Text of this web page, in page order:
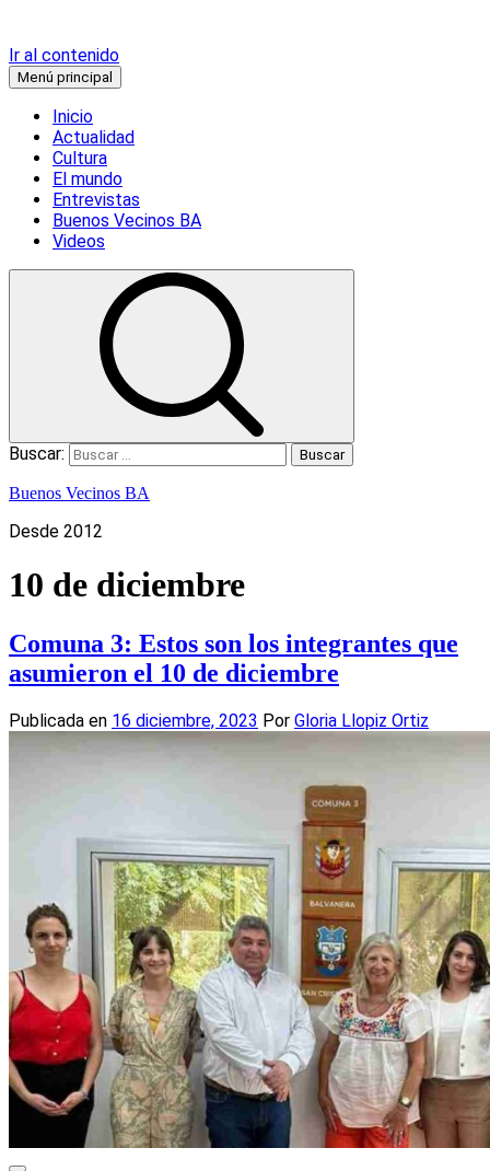
Ir al contenido
Menú principal
Inicio
Actualidad
Cultura
El mundo
Entrevistas
Buenos Vecinos BA
Videos
Buscar:
Buenos Vecinos BA
Desde 2012
10 de diciembre
Comuna 3: Estos son los integrantes que
asumieron el 10 de diciembre
Publicada en 16 diciembre, 2023 Por Gloria Llopiz Ortiz